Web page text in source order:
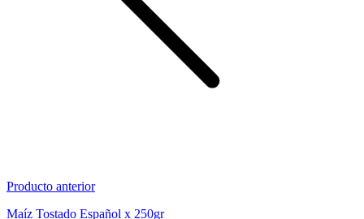
Producto anterior
Maíz Tostado Español x 250gr